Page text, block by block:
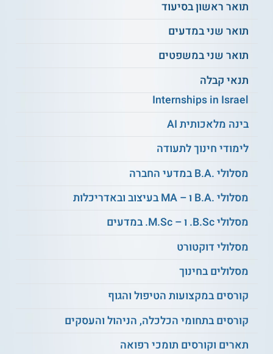
בוגרי התואר יכולים להמשיך לאקדמיה לתואר שלישי או במחקר
הוראת תחום המדעים. כמו כן, הם משתלבים במוסדות החינוך
הפורמאלי והבלתי פורמאלי כמורים, כמרכזי תחומים וככותבים של
מערכי לימוד.
** לתשומת לבך נכונות המידע עלולה להשתנות
מעת לעת. המידע המוצג כאן נכתב ונערך על ידי
צוות האתר. למען הסר ספק בין האתר למוסד
הלימודים לא מתקיים קשר מכל סוג שהוא.
למידע נוסף לחצו:אוניברסיטת תל אביב
תואר ראשון בסיעוד
תואר שני במדעים
תואר שני במשפטים
תנאי קבלה
Internships in Israel
בינה מלאכותית AI
לימודי חינוך לתעודה
מסלולי .B.A במדעי החברה
מסלולי .B.A ו – MA בעיצוב ובאדריכלות
מסלולי B.Sc. ו – M.Sc. במדעים
מסלולי דוקטורט
מסלולים בחינוך
קורסים במקצועות הטיפול והגוף
קורסים בתחומי הכלכלה, הניהול והעסקים
תארים וקורסים תומכי רפואה